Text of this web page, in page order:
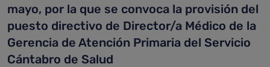
mayo, por la que se convoca la provisión del
puesto directivo de Director/a Médico de la
Gerencia de Atención Primaria del Servicio
Cántabro de Salud